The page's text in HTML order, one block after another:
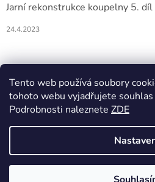
Tento web používá soubory
tohoto webu vyjadřujete souhlas
Podrobnosti naleznete ZDE
Jarní rekonstrukce koupelny 5. díl
24.4.2023
Nákupní košík
0KS /0
Vytvořil